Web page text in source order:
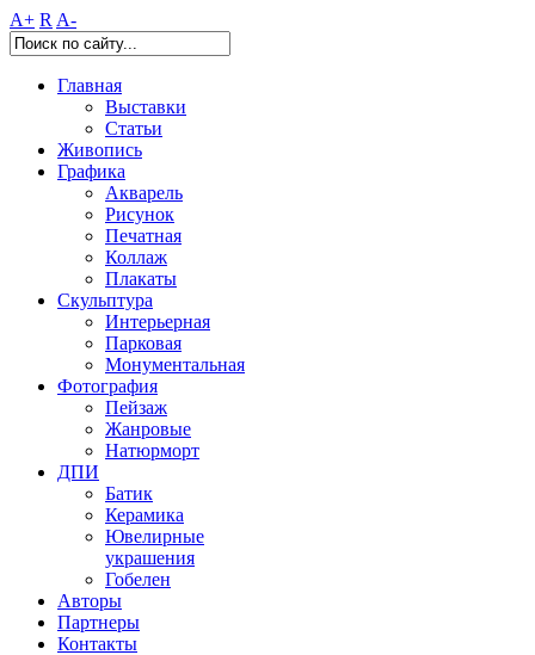
A+ R A-
Главная
Выставки
Статьи
Живопись
Графика
Акварель
Рисунок
Печатная
Коллаж
Плакаты
Скульптура
Интерьерная
Парковая
Монументальная
Фотография
Пейзаж
Жанровые
Натюрморт
ДПИ
Батик
Керамика
Ювелирные
украшения
Гобелен
Авторы
Партнеры
Контакты